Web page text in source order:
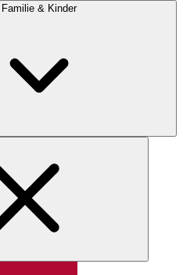
Familie & Kinder